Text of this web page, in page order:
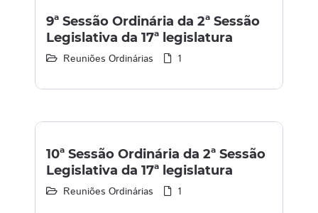
9ª Sessão Ordinária da 2ª Sessão
Legislativa da 17ª legislatura
Reuniões Ordinárias 1
10ª Sessão Ordinária da 2ª Sessão
Legislativa da 17ª legislatura
Reuniões Ordinárias 1